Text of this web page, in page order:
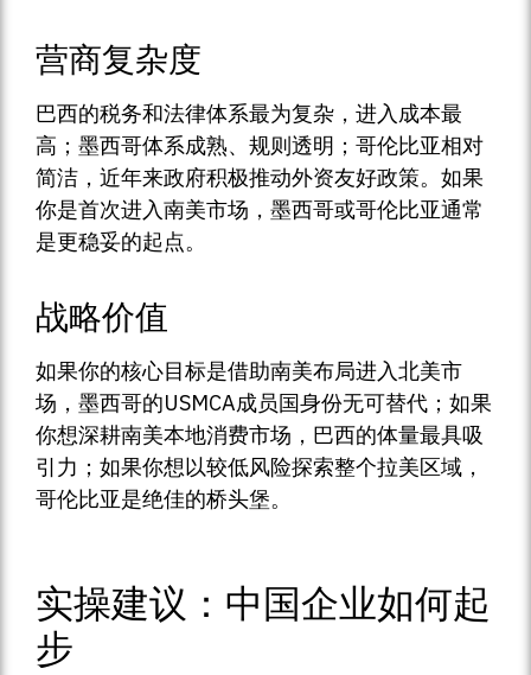
营商复杂度
巴西的税务和法律体系最为复杂，进入成本最
高；墨西哥体系成熟、规则透明；哥伦比亚相对
简洁，近年来政府积极推动外资友好政策。如果
你是首次进入南美市场，墨西哥或哥伦比亚通常
是更稳妥的起点。
战略价值
如果你的核心目标是借助南美布局进入北美市
场，墨西哥的USMCA成员国身份无可替代；如果
你想深耕南美本地消费市场，巴西的体量最具吸
引力；如果你想以较低风险探索整个拉美区域，
哥伦比亚是绝佳的桥头堡。
实操建议：中国企业如何起
步